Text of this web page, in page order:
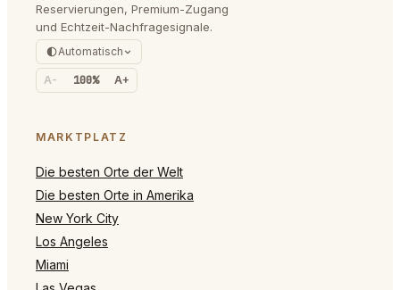
Reservierungen, Premium-Zugang
und Echtzeit-Nachfragesignale.
Automatisch
A- 100% A+
MARKTPLATZ
Die besten Orte der Welt
Die besten Orte in Amerika
New York City
Los Angeles
Miami